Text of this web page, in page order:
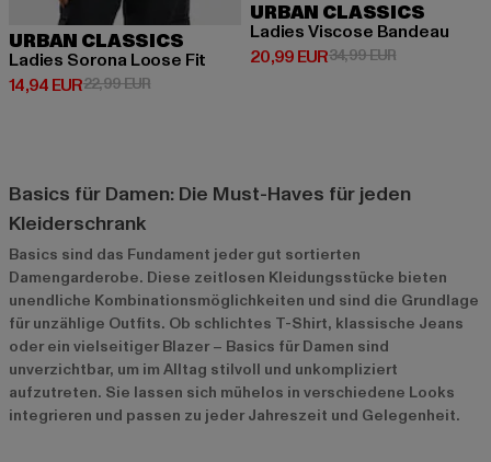
URBAN CLASSICS
Ladies Sorona Loose Fit
14,94 EUR
Derzeitiger Preis: 14,94 EUR
22,99 EURAktionspreis: 22,99 EUR
URBAN CLASSICS
Ladies Viscose Bandeau
20,99 EUR
Derzeitiger Preis: 20,99 EUR
34,99 EURAktionspreis:
Basics für Damen: Die Must-Haves für jeden
Kleiderschrank
Basics sind das Fundament jeder gut sortierten
Damengarderobe. Diese zeitlosen Kleidungsstücke bieten
unendliche Kombinationsmöglichkeiten und sind die Grundlage
für unzählige Outfits. Ob schlichtes T-Shirt, klassische Jeans
oder ein vielseitiger Blazer – Basics für Damen sind
unverzichtbar, um im Alltag stilvoll und unkompliziert
aufzutreten. Sie lassen sich mühelos in verschiedene Looks
integrieren und passen zu jeder Jahreszeit und Gelegenheit.